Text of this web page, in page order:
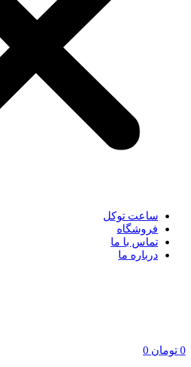
ساعت توکل
فروشگاه
تماس با ما
درباره ما
0 تومان 0